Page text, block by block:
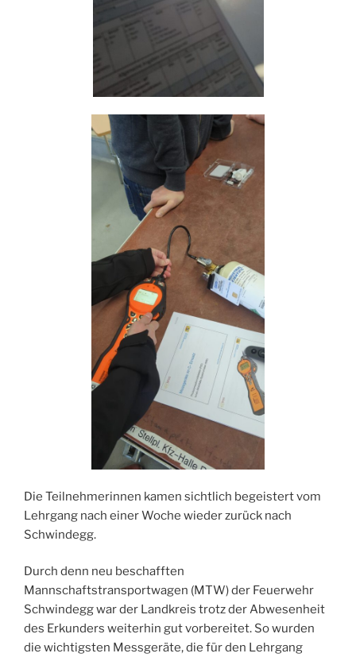
Die Teilnehmerinnen kamen sichtlich begeistert vom
Lehrgang nach einer Woche wieder zurück nach
Schwindegg.
Durch denn neu beschafften
Mannschaftstransportwagen (MTW) der Feuerwehr
Schwindegg war der Landkreis trotz der Abwesenheit
des Erkunders weiterhin gut vorbereitet. So wurden
die wichtigsten Messgeräte, die für den Lehrgang